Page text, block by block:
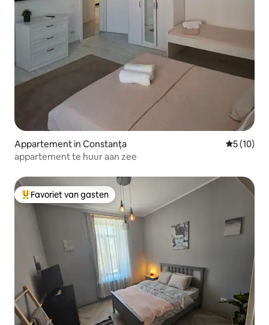
Appartement in Constanța
5 (10)
appartement te huur aan zee
Topfavoriet van gasten
Favoriet van gasten